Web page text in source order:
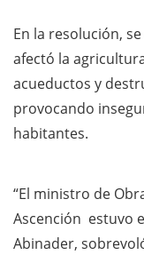
En la resolución,
afectó la
acueductos y
provocando
habitantes.
“El ministro de
Ascención estuvo
Abinader,